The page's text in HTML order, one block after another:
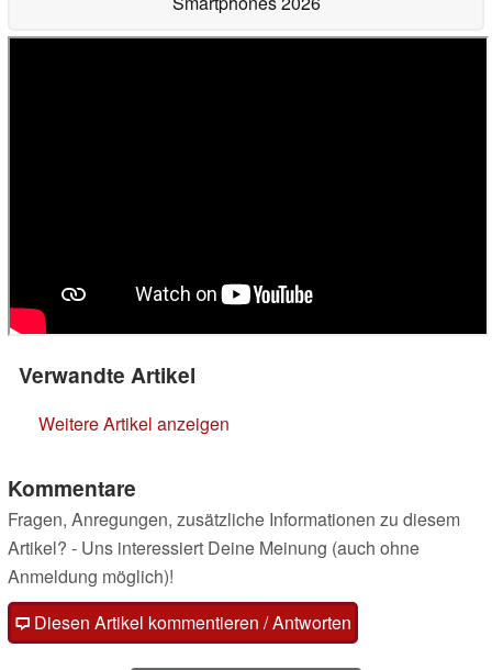
Verwandte Artikel
Weitere Artikel anzeigen
Kommentare
Fragen, Anregungen, zusätzliche Informationen zu diesem
Artikel? - Uns interessiert Deine Meinung (auch ohne
Anmeldung möglich)!
Diesen Artikel kommentieren / Antworten